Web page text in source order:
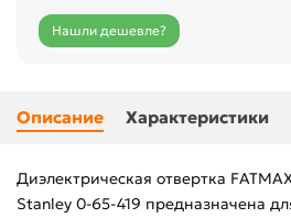
Нашли дешевле?
Описание Характеристики
Диэлектрическая отвертка
Stanley 0-65-419 предназначена